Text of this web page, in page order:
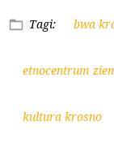
Tagi: bwa
etnocentrum
kultura krosno